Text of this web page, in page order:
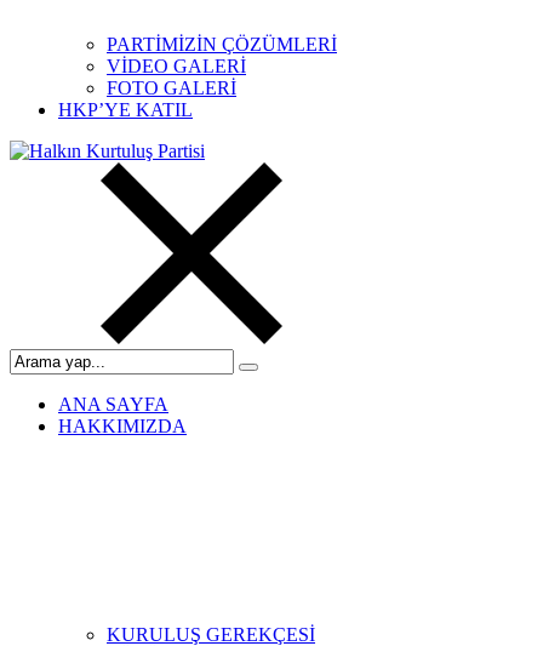
PARTİMİZİN ÇÖZÜMLERİ
VİDEO GALERİ
FOTO GALERİ
HKP’YE KATIL
ANA SAYFA
HAKKIMIZDA
KURULUŞ GEREKÇESİ